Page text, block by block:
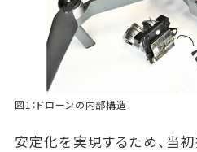
図1：ドローンの内部構造
安定化を実現するため、当